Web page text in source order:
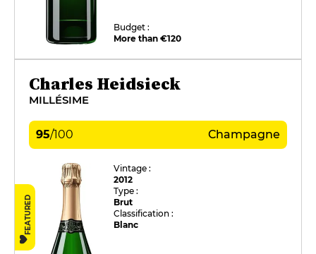
Budget :
More than €120
Charles Heidsieck
MILLÉSIME
95/100 Champagne
FEATURED
Vintage :
2012
Type :
Brut
Classification :
Blanc